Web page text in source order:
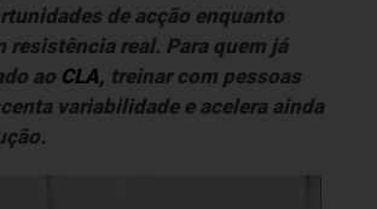
de acção enquanto
resistência real. Para quem já
ao CLA, treinar com pessoas
variabilidade e acelera ainda